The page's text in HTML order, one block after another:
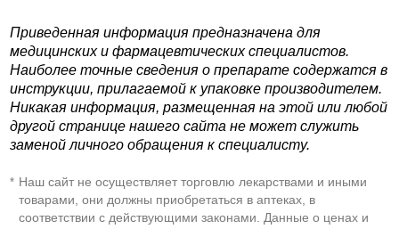
Приведенная информация предназначена для
медицинских и фармацевтических специалистов.
Наиболее точные сведения о препарате содержатся в
инструкции, прилагаемой к упаковке производителем.
Никакая информация, размещенная на этой или любой
другой странице нашего сайта не может служить
заменой личного обращения к специалисту.
* Наш сайт не осуществляет торговлю лекарствами и иными
товарами, они должны приобретаться в аптеках, в
соответствии с действующими законами. Данные о ценах и